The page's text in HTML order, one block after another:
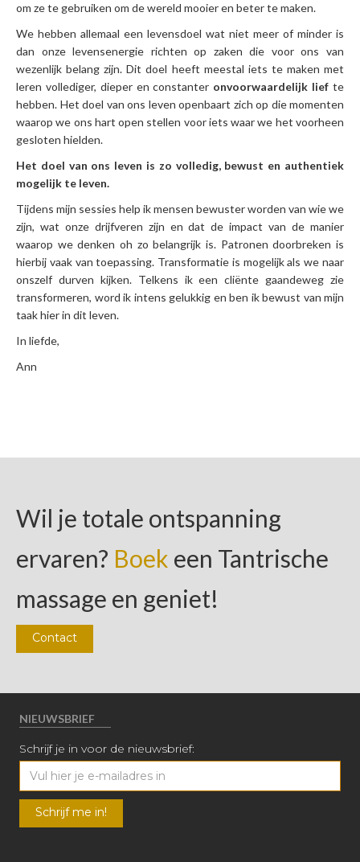
om ze te gebruiken om de wereld mooier en beter te maken.
We hebben allemaal een levensdoel wat niet meer of minder is
dan onze levensenergie richten op zaken die voor ons van
wezenlijk belang zijn. Dit doel heeft meestal iets te maken met
leren vollediger, dieper en constanter onvoorwaardelijk lief te
hebben. Het doel van ons leven openbaart zich op die momenten
waarop we ons hart open stellen voor iets waar we het voorheen
gesloten hielden.
Het doel van ons leven is zo volledig, bewust en authentiek
mogelijk te leven.
Tijdens mijn sessies help ik mensen bewuster worden van wie we
zijn, wat onze drijfveren zijn en dat de impact van de manier
waarop we denken oh zo belangrijk is. Patronen doorbreken is
hierbij vaak van toepassing. Transformatie is mogelijk als we naar
onszelf durven kijken. Telkens ik een cliënte gaandeweg zie
transformeren, word ik intens gelukkig en ben ik bewust van mijn
taak hier in dit leven.
In liefde,
Ann
Wil je totale ontspanning
ervaren? Boek een Tantrische
massage en geniet!
Contact
NIEUWSBRIEF
Schrijf je in voor de nieuwsbrief: